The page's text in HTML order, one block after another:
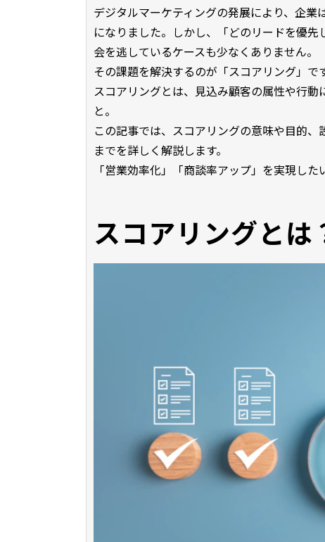
デジタルマーケティングの発展により、企
になりました。しかし、「どのリードを優
会を逃しているケースも少なくありません。
その課題を解決するのが「スコアリング」です
スコアリングとは、見込み顧客の属性や行
と。
この記事では、スコアリングの意味や目的
までを詳しく解説します。
「営業効率化」「商談率アップ」を実現した
スコアリングと